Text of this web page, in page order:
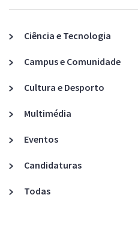
Ciência e Tecnologia
Campus e Comunidade
Cultura e Desporto
Multimédia
Eventos
Candidaturas
Todas